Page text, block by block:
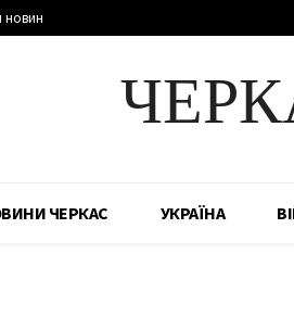
новин
ЧЕРКАС УКРАЇНА